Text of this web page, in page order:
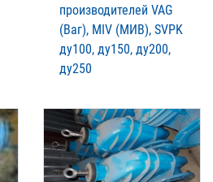
производителей VAG
(Ваг), MIV (МИВ), SVPK
ду100, ду150, ду200,
ду250